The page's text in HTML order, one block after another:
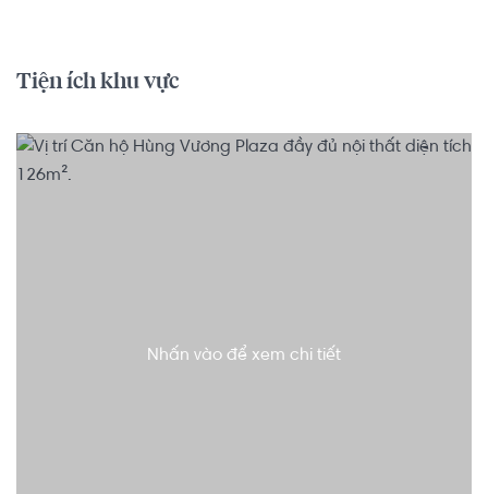
Tiện ích khu vực
Nhấn vào để xem chi tiết